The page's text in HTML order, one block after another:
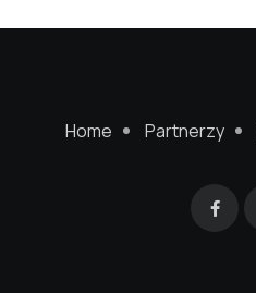
Home Partnerzy